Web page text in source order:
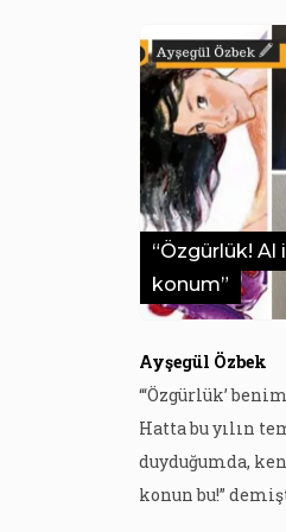
“Özgürlük!
konum”
Ayşegül Özbek
“‘Özgürlük’
Hatta bu yılın
duyduğumda,
konun bu!”